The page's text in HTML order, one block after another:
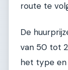
route te
De
van 50 tot
het type en